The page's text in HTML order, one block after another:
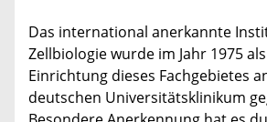
Das international anerkannte
Zellbiologie wurde im Jahr 1975
Einrichtung dieses Fachgebietes
deutschen Universitätsklinikum